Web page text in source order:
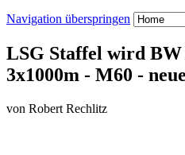
Navigation überspringen
LSG Staffel wird
3x1000m - M60 -
von Robert Rechlitz